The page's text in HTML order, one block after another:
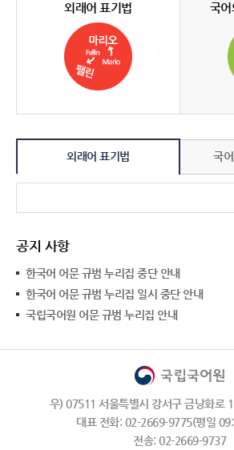
외래어 표기법 국어
외래어 표기법 국
공지 사항
한국어 어문 규범 누리집 중단 안내
한국어 어문 규범 누리집 일시 중단 안내
국립국어원 어문 규범 누리집 안내
우) 07511 서울특별시 강서구 금낭화로
대표 전화: 02-2669-9775(평일
전송: 02-2669-9737